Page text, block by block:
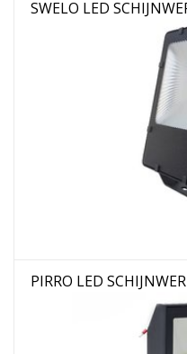
SWELO LED
PIRRO LED